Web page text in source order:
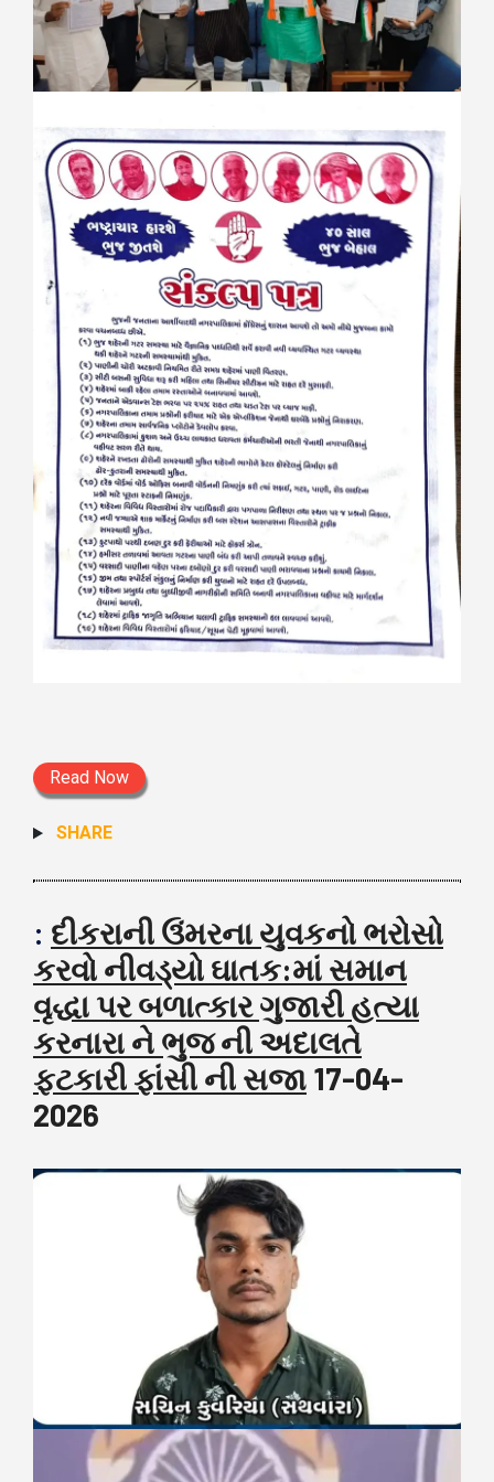
Read Now
SHARE
: દીકરાની ઉંમરના યુવકનો ભરોસો
કરવો નીવડ્યો ઘાતક:માં સમાન
વૃદ્ધા પર બળાત્કાર ગુજારી હત્યા
કરનારા ને ભુજ ની અદાલતે
ફટકારી ફાંસી ની સજા 17-04-
2026